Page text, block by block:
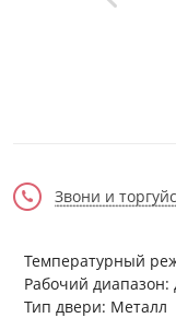
Звони и
Температурный
Рабочий диапазон:
Тип двери: Металл